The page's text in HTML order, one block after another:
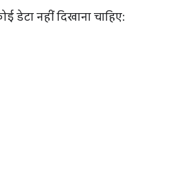
डेटा नहीं दिखाना चाहिए: